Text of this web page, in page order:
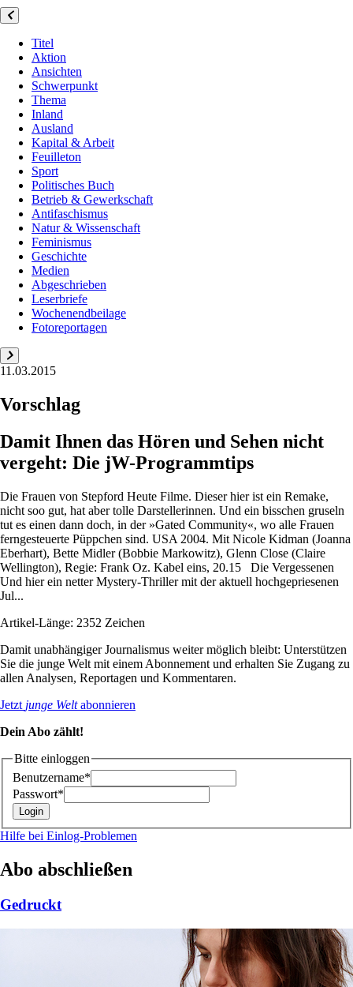
Titel
Aktion
Ansichten
Schwerpunkt
Thema
Inland
Ausland
Kapital & Arbeit
Feuilleton
Sport
Politisches Buch
Betrieb & Gewerkschaft
Antifaschismus
Natur & Wissenschaft
Feminismus
Geschichte
Medien
Abgeschrieben
Leserbriefe
Wochenendbeilage
Fotoreportagen
11.03.2015
Vorschlag
Damit Ihnen das Hören und Sehen nicht
vergeht: Die jW-Programmtips
Die Frauen von Stepford Heute Filme. Dieser hier ist ein Remake,
nicht soo gut, hat aber tolle Darstellerinnen. Und ein bisschen gruseln
tut es einen dann doch, in der »Gated Community«, wo alle Frauen
ferngesteuerte Püppchen sind. USA 2004. Mit Nicole Kidman (Joanna
Eberhart), Bette Midler (Bobbie Markowitz), Glenn Close (Claire
Wellington), Regie: Frank Oz. Kabel eins, 20.15 Die Vergessenen
Und hier ein netter Mystery-Thriller mit der aktuell hochgepriesenen
Jul...
Artikel-Länge: 2352 Zeichen
Damit unabhängiger Journalismus weiter möglich bleibt: Unterstützen
Sie die junge Welt mit einem Abonnement und erhalten Sie Zugang zu
allen Analysen, Reportagen und Kommentaren.
Jetzt junge Weltabonnieren
Dein Abo zählt!
Bitte einloggen
Benutzername*
Passwort*
Hilfe bei Einlog-Problemen
Abo abschließen
Gedruckt